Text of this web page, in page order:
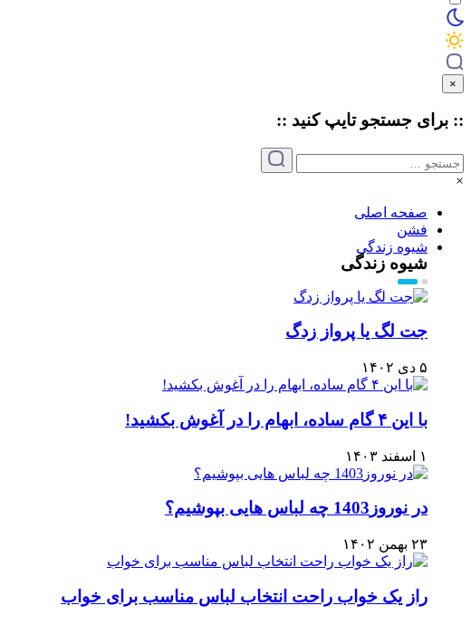
×
:: برای جستجو تایپکنید ::
×
صفحه اصلی
فشن
شیوه زندگی
شیوه زندگی
جت لگ یا پرواز زدگ
۵ دی ۱۴۰۲
با این ۴ گام ساده، ابهام را در آغوش بکشید!
۱ اسفند ۱۴۰۳
در نوروز1403 چه لباس هایی بپوشیم؟
۲۳ بهمن ۱۴۰۲
راز یک خواب راحت انتخاب لباس مناسب برای خواب